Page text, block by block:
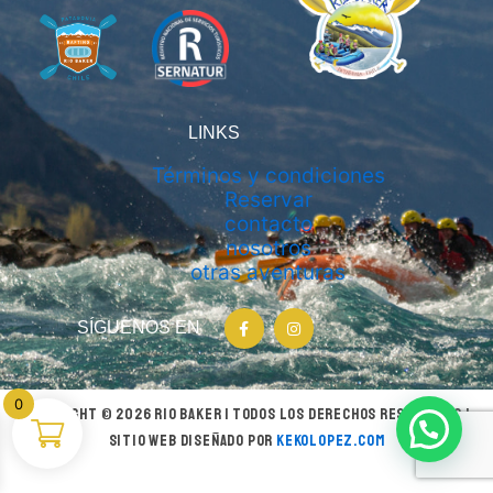
LINKS
Términos y condiciones
Reservar
contacto
nosotros
otras aventuras
SÍGUENOS EN
F
a
c
e
b
o
o
k
-
I
n
s
t
a
g
r
a
m
Copyright © 2026 Rio Baker | Todos los Derechos Reservados |
Sitio web diseñado por kekolopez.com
0